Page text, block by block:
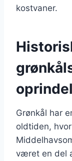
kostvaner.
Grønkål har
oldtiden,
været en del